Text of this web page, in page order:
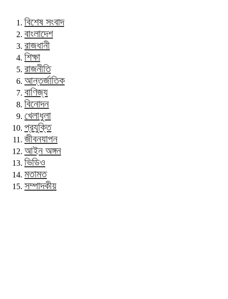
বিশেষ সংবাদ
বাংলাদেশ
রাজধানী
শিক্ষা
রাজনীতি
আন্তর্জাতিক
বাণিজ্য
বিনোদন
খেলাধুলা
প্রযুক্তি
জীবনযাপন
আইন অঙ্গন
ভিডিও
মতামত
সম্পাদকীয়